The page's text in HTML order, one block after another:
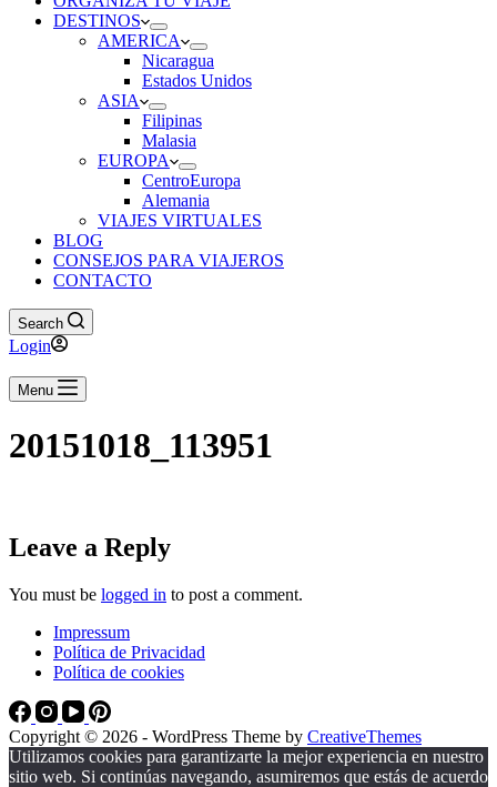
DESTINOS
AMERICA
Nicaragua
Estados Unidos
ASIA
Filipinas
Malasia
EUROPA
CentroEuropa
Alemania
VIAJES VIRTUALES
BLOG
CONSEJOS PARA VIAJEROS
CONTACTO
Search
Login
Menu
20151018_113951
Leave a Reply
You must be logged in to post a comment.
Impressum
Política de Privacidad
Política de cookies
Copyright © 2026 - WordPress Theme by CreativeThemes
Utilizamos cookies para garantizarte la mejor experiencia en nuestro
sitio web. Si continúas navegando, asumiremos que estás de acuerdo